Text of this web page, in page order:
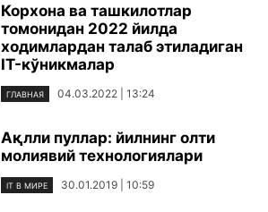
Корхона ва ташкилотлар
томонидан 2022 йилда
ходимлардан талаб этиладиган
IT-кўникмалар
ГЛАВНАЯ 04.03.2022 | 13:24
Ақлли пуллар: йилнинг олти
молиявий технологиялари
IT В МИРЕ 30.01.2019 | 10:59